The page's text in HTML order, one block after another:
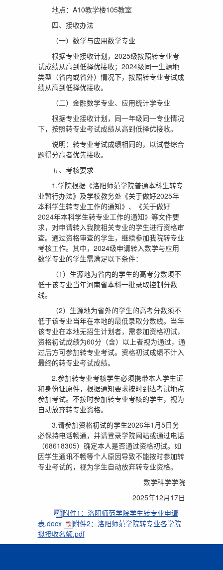
地点：A10教学楼105教室
四、接收办法
（一）数学与应用数学专业
根据专业接收计划，2025级按照转专业考
试成绩从高到低择优接收；2024级同一生源地
类型（省内或省外）情况下，按照转专业考试成
绩从高到低择优接收。
（二）金融数学专业、应用统计学专业
根据专业接收计划，同一年级同一专业情况
下，按照转专业考试成绩从高到低择优接收。
说明：转专业考试成绩相同的，以试卷综合
题得分高者优先接收。
五、考核要求
1.学院根据《洛阳师范学院普通本科生转专
业暂行办法》及学校教务处《关于做好2025年
本科学生转专业工作的通知》、《关于做好
2024年本科学生转专业工作的通知》等文件要
求，对申请转入我院相关专业的学生进行资格审
查。通过资格审查的学生，继续参加我院转专业
考核工作。其中，2024级申请转入数学与应用
数学专业的学生需满足以下条件：
（1）生源地为省内的学生的高考分数须不
低于该专业当年河南省本科一批录取控制分数
线。
（2）生源地为省外的学生的高考分数须不
低于该专业当年在本地的最低录取分数线。当年
该专业在本地无招生计划者，需参加资格初试，
资格初试成绩为60分（含）以上者视为通过，通
过后方可参加转专业考试。资格初试成绩不计入
最终的转专业考试成绩。
2.参加转专业考核学生必须携带本人学生证
和身份证原件，根据通知要求按时到达考试地点
参加考试。不按时参加转专业考核的学生，视为
自动放弃转专业资格。
3.请参加资格初试的学生2026年1月5日务
必保持电话畅通，并请登录学院网站或通过电话
（68618305）确定本人是否通过资格初试。如
因学生通讯不畅等个人原因导致不能按时参加转
专业考试的，视为学生自动放弃转专业资格。
数学科学学院
2025年12月17日
附件1：洛阳师范学院学生转专业申请
表.docx
附件2：洛阳师范学院转专业各学院
拟接收名额.pdf